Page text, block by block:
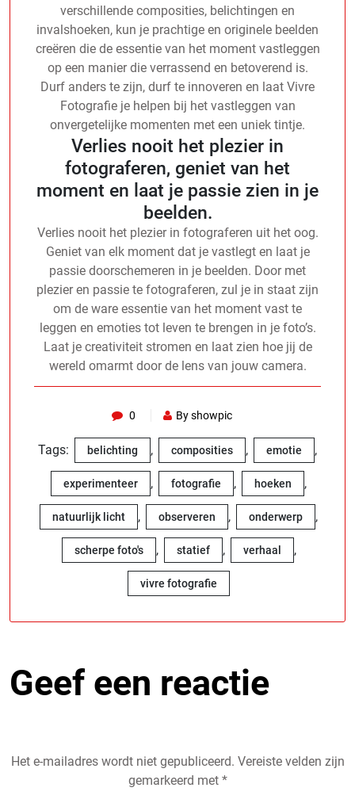
verschillende composities, belichtingen en
invalshoeken, kun je prachtige en originele beelden
creëren die de essentie van het moment vastleggen
op een manier die verrassend en betoverend is.
Durf anders te zijn, durf te innoveren en laat Vivre
Fotografie je helpen bij het vastleggen van
onvergetelijke momenten met een uniek tintje.
Verlies nooit het plezier in
fotograferen, geniet van het
moment en laat je passie zien in je
beelden.
Verlies nooit het plezier in fotograferen uit het oog.
Geniet van elk moment dat je vastlegt en laat je
passie doorschemeren in je beelden. Door met
plezier en passie te fotograferen, zul je in staat zijn
om de ware essentie van het moment vast te
leggen en emoties tot leven te brengen in je foto’s.
Laat je creativiteit stromen en laat zien hoe jij de
wereld omarmt door de lens van jouw camera.
0 By showpic
Tags: belichting , composities , emotie ,
experimenteer , fotografie , hoeken ,
natuurlijk licht , observeren , onderwerp ,
scherpe foto's , statief , verhaal ,
vivre fotografie
Geef een reactie
Het e-mailadres wordt niet gepubliceerd. Vereiste velden zijn
gemarkeerd met *